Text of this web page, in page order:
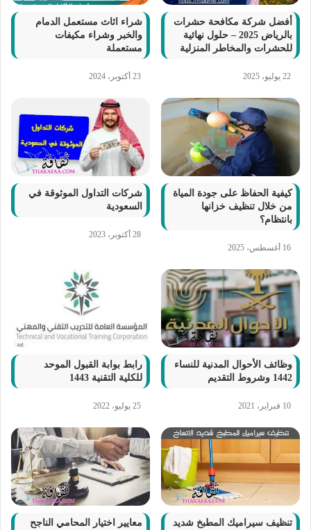
أفضل شركة مكافحة حشرات
بالرياض 2025 – حلول نهائية
للحشرات والمخاطر المنزلية
22 يوليو، 2025
شراء اثاث مستعمل الدمام
والخبر وشراء مكيفات
مستعملة
23 أكتوبر، 2024
كيفية الحفاظ على جودة المياة
من خلال تنظيف خزانها
بانتظام؟
16 أغسطس، 2025
شركات التداول الموثوقة في
السعودية
28 أكتوبر، 2023
وظائف الأحوال المدنية للنساء
1442 وشروط التقديم
10 فبراير، 2021
رابط بوابة القبول الموحد
للكلية التقنية 1443
25 يوليو، 2022
تنظيف سيراميك المطبخ شديد
معايير اختيار المحامي الناجح